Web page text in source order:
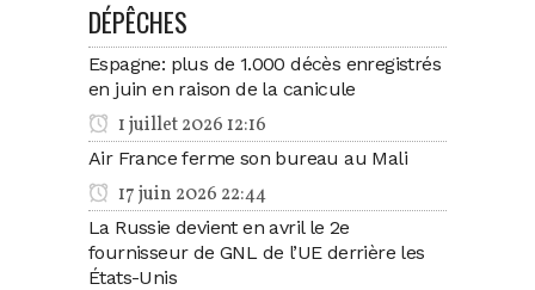
DÉPÊCHES
Espagne: plus de 1.000 décès enregistrés
en juin en raison de la canicule
1 juillet 2026 12:16
Air France ferme son bureau au Mali
17 juin 2026 22:44
La Russie devient en avril le 2e
fournisseur de GNL de l’UE derrière les
États-Unis